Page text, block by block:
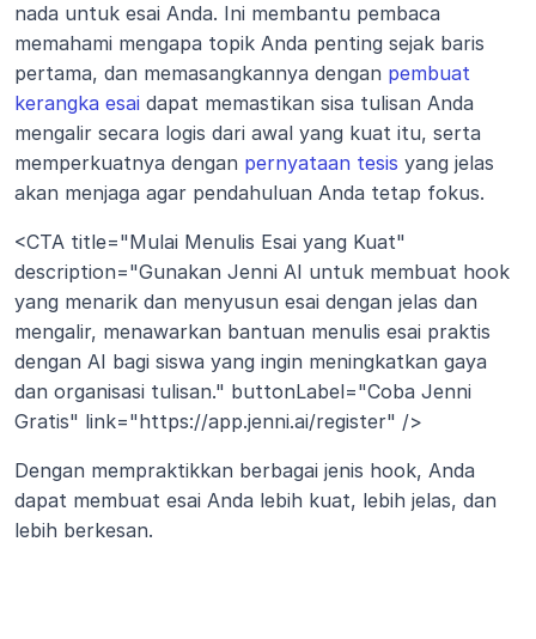
nada untuk esai Anda. Ini membantu pembaca
memahami mengapa topik Anda penting sejak baris
pertama, dan memasangkannya dengan pembuat
kerangka esai dapat memastikan sisa tulisan Anda
mengalir secara logis dari awal yang kuat itu, serta
memperkuatnya dengan pernyataan tesis yang jelas
akan menjaga agar pendahuluan Anda tetap fokus.
<CTA title="Mulai Menulis Esai yang Kuat"
description="Gunakan Jenni AI untuk membuat hook
yang menarik dan menyusun esai dengan jelas dan
mengalir, menawarkan bantuan menulis esai praktis
dengan AI bagi siswa yang ingin meningkatkan gaya
dan organisasi tulisan." buttonLabel="Coba Jenni
Gratis" link="https://app.jenni.ai/register" />
Dengan mempraktikkan berbagai jenis hook, Anda
dapat membuat esai Anda lebih kuat, lebih jelas, dan
lebih berkesan.